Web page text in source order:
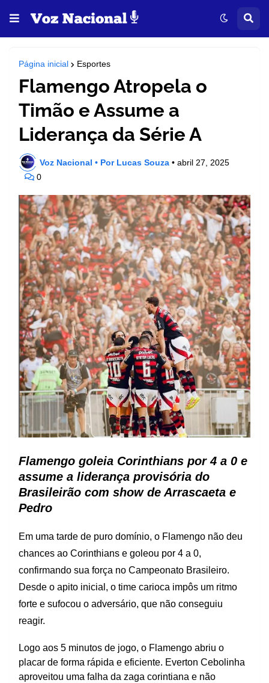
Página inicial Esportes
Flamengo Atropela o
Timão e Assume a
Liderança da Série A
Voz Nacional • Por Lucas Souza • abril 27, 2025
0
Flamengo goleia Corinthians por 4 a 0 e
assume a liderança provisória do
Brasileirão com show de Arrascaeta e
Pedro
Em uma tarde de puro domínio, o Flamengo não deu
chances ao Corinthians e goleou por 4 a 0,
confirmando sua força no Campeonato Brasileiro.
Desde o apito inicial, o time carioca impôs um ritmo
forte e sufocou o adversário, que não conseguiu
reagir.
Logo aos 5 minutos de jogo, o Flamengo abriu o
placar de forma rápida e eficiente. Everton Cebolinha
aproveitou uma falha da zaga corintiana e não